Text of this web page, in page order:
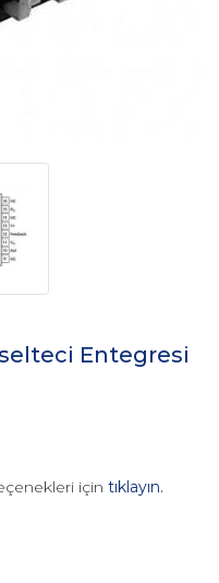
Entegresi
için tıklayın.